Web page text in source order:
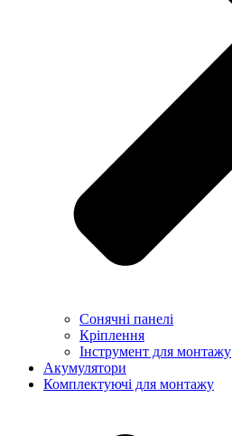
Сонячні панелі
Кріплення
Інструмент для монтажу
Акумулятори
Комплектуючі для монтажу